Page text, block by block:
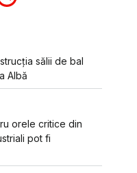
sălii de bal
Albă
orele critice din
pot fi